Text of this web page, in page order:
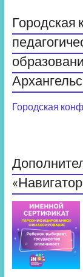
Городская
Городская